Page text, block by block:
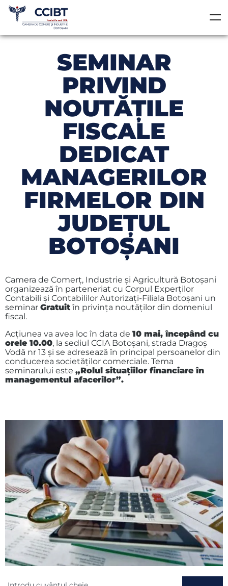
SEMINAR
PRIVIND
NOUTĂŢILE
FISCALE
DEDICAT
MANAGERILOR
FIRMELOR DIN
JUDEŢUL
BOTOŞANI
Camera de Comerţ, Industrie şi Agricultură Botoşani
organizează în parteneriat cu Corpul Experţilor
Contabili şi Contabililor Autorizaţi-Filiala Botoşani un
seminar Gratuit în privinţa noutăţilor din domeniul
fiscal.
Acţiunea va avea loc în data de 10 mai, începând cu
orele 10.00, la sediul CCIA Botoşani, strada Dragoş
Vodă nr 13 şi se adresează în principal persoanelor din
conducerea societăţilor comerciale. Tema
seminarului este „Rolul situaţiilor financiare în
managementul afacerilor”.